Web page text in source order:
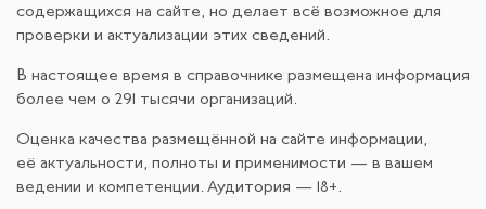
содержащихся на сайте, но делает всё возможное для
проверки и актуализации этих сведений.
В настоящее время в справочнике размещена информация
более чем о 291 тысячи организаций.
Оценка качества размещённой на сайте информации,
её актуальности, полноты и применимости — в вашем
ведении и компетенции. Аудитория — 18+.